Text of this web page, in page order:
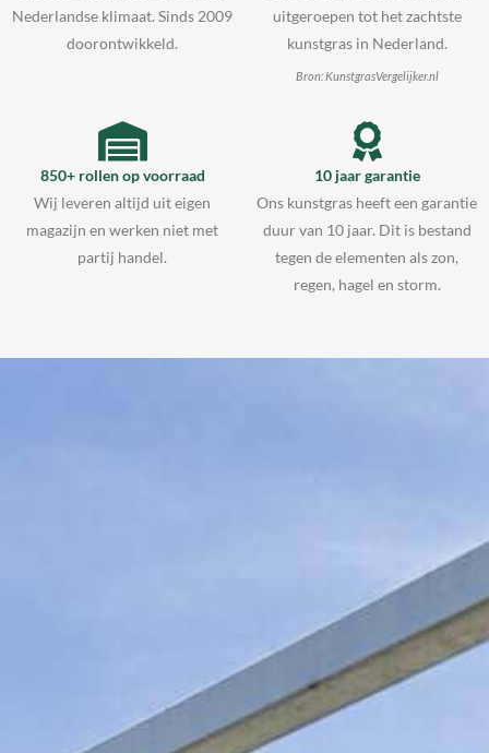
Nederlandse klimaat. Sinds 2009
doorontwikkeld.
uitgeroepen tot het zachtste
kunstgras in Nederland.
Bron: KunstgrasVergelijker.nl
850+ rollen op voorraad
Wij leveren altijd uit eigen
magazijn en werken niet met
partij handel.
10 jaar garantie
Ons kunstgras heeft een garantie
duur van 10 jaar. Dit is bestand
tegen de elementen als zon,
regen, hagel en storm.